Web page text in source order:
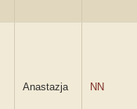
Anastazja NN